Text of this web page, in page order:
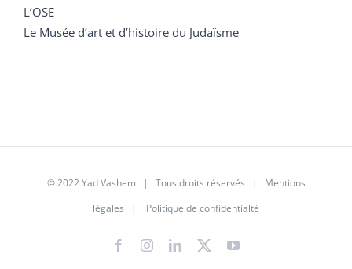
L’OSE
Le Musée d’art et d’histoire du Judaïsme
© 2022 Yad Vashem | Tous droits réservés | Mentions
légales | Politique de confidentialté
FacebookInstagramLinkedIn
X YouTube